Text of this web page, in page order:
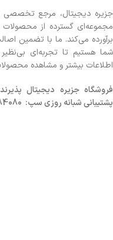
جزیره دیجیتال، مرجع تخصصی
مجموعه‌ای گسترده از محصولات
برآورده می‌کند. ما با تضمین
شما هستیم تا تجربه‌ای بی‌نظیر
اطلاعات بیشتر و مشاهده
فروشگاهجزیره دیجیتال
پشتیبانی شبانه روزی سپ: 84080-021